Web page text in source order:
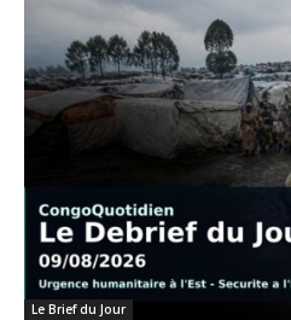
Le Brief du Jour